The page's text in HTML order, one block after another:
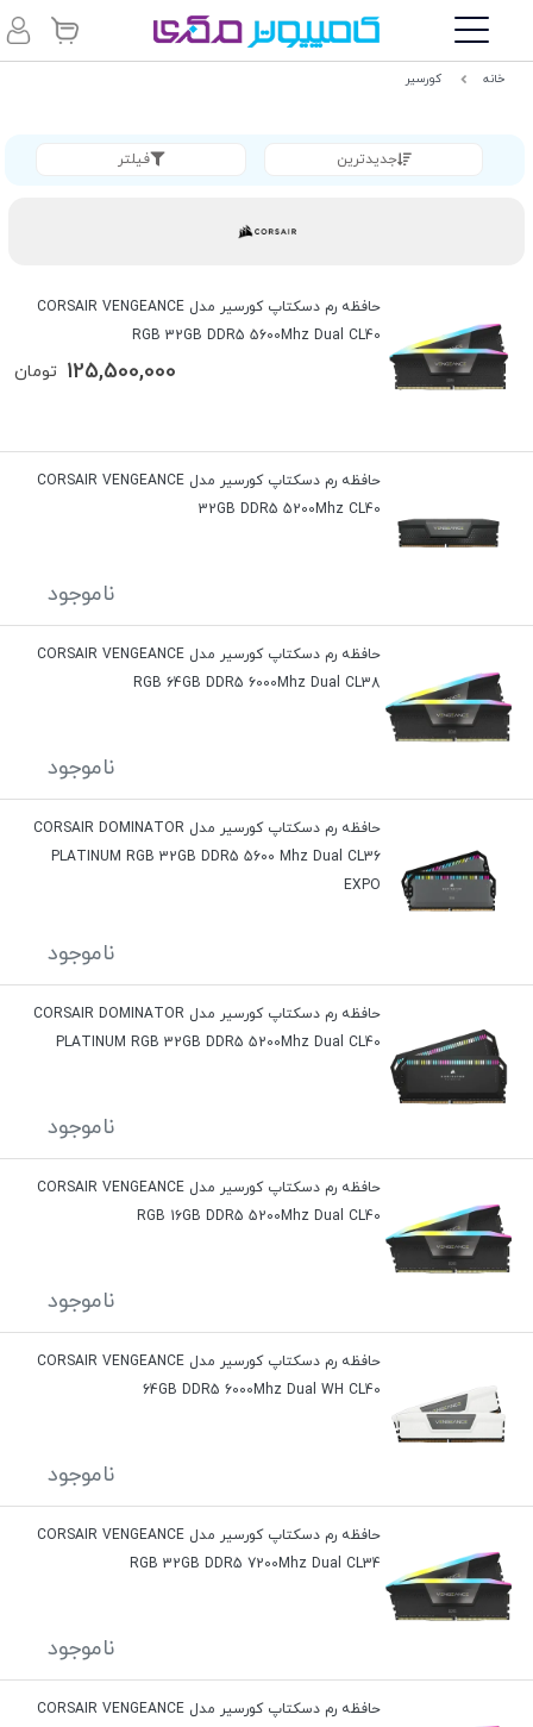
خانه کورسیر
جدیدترین فیلتر
حافظه رم دسکتاپ کورسیر مدل CORSAIR VENGEANCE
RGB 32GB DDR5 5600Mhz Dual CL40
تومان 125,500,000
حافظه رم دسکتاپ کورسیر مدل CORSAIR VENGEANCE
32GB DDR5 5200Mhz CL40
ناموجود
حافظه رم دسکتاپ کورسیر مدل CORSAIR VENGEANCE
RGB 64GB DDR5 6000Mhz Dual CL38
ناموجود
حافظه رم دسکتاپ کورسیر مدل CORSAIR DOMINATOR
PLATINUM RGB 32GB DDR5 5600 Mhz Dual CL36
EXPO
ناموجود
حافظه رم دسکتاپ کورسیر مدل CORSAIR DOMINATOR
PLATINUM RGB 32GB DDR5 5200Mhz Dual CL40
ناموجود
حافظه رم دسکتاپ کورسیر مدل CORSAIR VENGEANCE
RGB 16GB DDR5 5200Mhz Dual CL40
ناموجود
حافظه رم دسکتاپ کورسیر مدل CORSAIR VENGEANCE
64GB DDR5 6000Mhz Dual WH CL40
ناموجود
حافظه رم دسکتاپ کورسیر مدل CORSAIR VENGEANCE
RGB 32GB DDR5 7200Mhz Dual CL34
ناموجود
حافظه رم دسکتاپ کورسیر مدل CORSAIR VENGEANCE